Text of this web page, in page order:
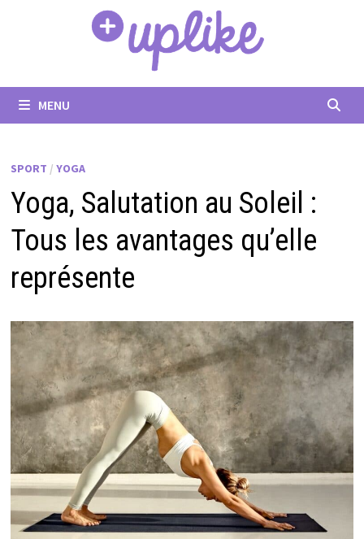
MENU
SPORT / YOGA
Yoga, Salutation au Soleil :
Tous les avantages qu’elle
représente